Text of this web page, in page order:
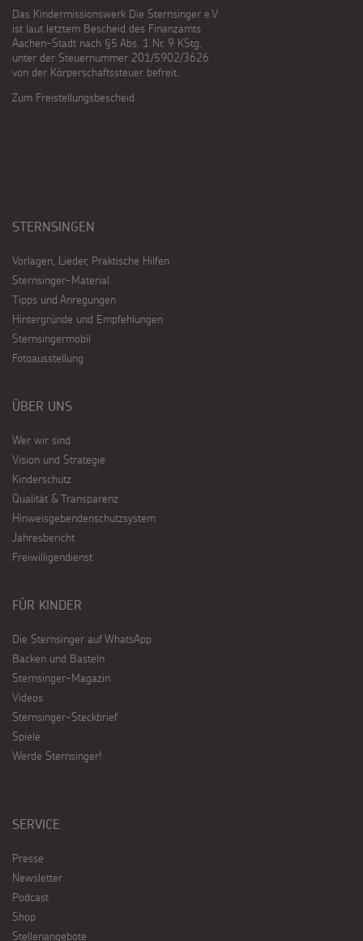
Das Kindermissionswerk Die Sternsinger e.V.
ist laut letztem Bescheid des Finanzamts
Aachen-Stadt nach §5 Abs. 1 Nr. 9 KStg.
unter der Steuernummer 201/5902/3626
von der Körperschaftssteuer befreit.
Zum Freistellungsbescheid
STERNSINGEN
Vorlagen, Lieder, Praktische Hilfen
Sternsinger-Material
Tipps und Anregungen
Hintergründe und Empfehlungen
Sternsingermobil
Fotoausstellung
ÜBER UNS
Wer wir sind
Vision und Strategie
Kinderschutz
Qualität & Transparenz
Hinweisgebendenschutzsystem
Jahresbericht
Freiwilligendienst
FÜR KINDER
Die Sternsinger auf WhatsApp
Backen und Basteln
Sternsinger-Magazin
Videos
Sternsinger-Steckbrief
Spiele
Werde Sternsinger!
SERVICE
Presse
Newsletter
Podcast
Shop
Stellenangebote